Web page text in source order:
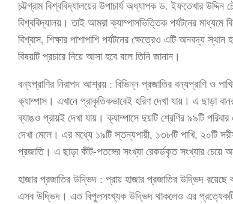
চট্টগ্রাম বিশ্ববিদ্যালয়ের উপাচার্য অধ্যাপক ড. ইফতেখার
বিশ্ববিদ্যালয়। তাই আমরা ক্যাম্পাসভিত্তিক পর্যটনের
বিশ্বাস, শিক্ষার পাশাপাশি পর্যটনের ক্ষেত্রেও এটি অনবদ্য
বিষয়টি প্রচারে নিয়ে আসা হবে বলে তিনি জানান।
বন্যপ্রাণির নিরাপদ আশ্রয় : বিভিন্ন প্রজাতির বন্যপ্রাণি ও
ক্যাম্পাস। এখানে প্রাকৃতিকভাবেই হরিণ দেখা যায়। এ ছাড়া
ব্যাঙও প্রায়ই দেখা যায়। ক্যাম্পাসে ছয়টি শ্রেণির ৯৯টি
দেখা মেলে। এর মধ্যে ১৯টি স্তন্যপায়ী, ১৩৮টি পাখি, ২০টি
প্রজাতি। এ ছাড়া কীট-পতঙ্গের সংখ্যা রেকর্ডকৃত সংখ্যার চেয়ে
হাজার প্রজাতির উদ্ভিদ : প্রায় হাজার প্রজাতির উদ্ভিদ রয়েছে
এসব উদ্ভিদ। এত বিপুলসংখ্যক উদ্ভিদ থাকলেও এর প্রত্যেকটির